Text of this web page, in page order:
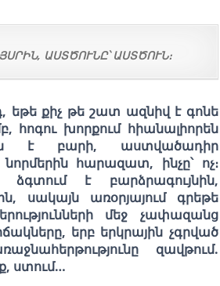
ԱՍՏԾՈՒՆԸ՝ ԱՍՏԾՈՒՆ։
քիչ թե շատ ազնիվ է գոնե
հոգու խորքում հիանալիորեն
է բարի, աստվածադիր
հարազատ, ինչը՝ ոչ։
ձգտում է բարձրագույնին,
սակայն առօրյայում գրեթե
մեջ չափազանց
երբ երկրային չգրված
զավթում.
ստում…